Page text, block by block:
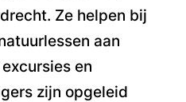
Ze helpen bij
aan
en
zijn opgeleid